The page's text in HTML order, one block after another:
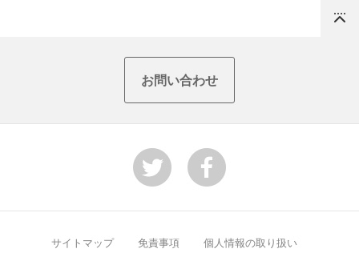
お問い合わせ
サイトマップ 免責事項 個人情報の取り扱い